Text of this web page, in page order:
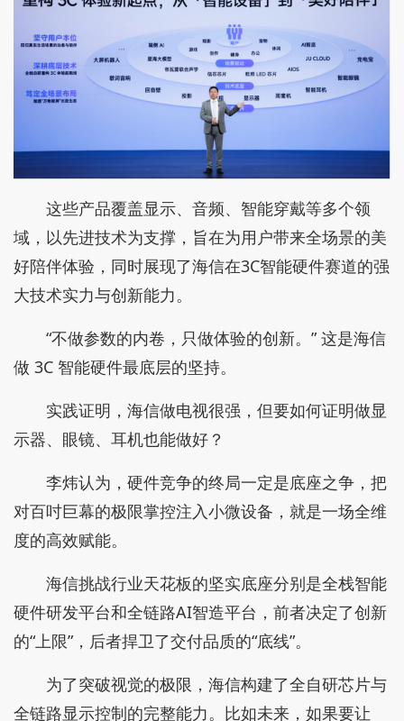
这些产品覆盖显示、音频、智能穿戴等多个领
域，以先进技术为支撑，旨在为用户带来全场景的美
好陪伴体验，同时展现了海信在3C智能硬件赛道的强
大技术实力与创新能力。
“不做参数的内卷，只做体验的创新。” 这是海信
做 3C 智能硬件最底层的坚持。
实践证明，海信做电视很强，但要如何证明做显
示器、眼镜、耳机也能做好？
李炜认为，硬件竞争的终局一定是底座之争，把
对百吋巨幕的极限掌控注入小微设备，就是一场全维
度的高效赋能。
海信挑战行业天花板的坚实底座分别是全栈智能
硬件研发平台和全链路AI智造平台，前者决定了创新
的“上限”，后者捍卫了交付品质的“底线”。
为了突破视觉的极限，海信构建了全自研芯片与
全链路显示控制的完整能力。比如未来，如果要让